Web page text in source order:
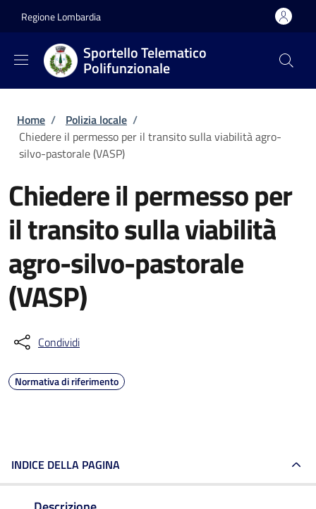
Regione Lombardia
Sportello Telematico
Polifunzionale
Briciole di pane
Home / Polizia locale /
Chiedere il permesso per il transito sulla viabilità agro-
silvo-pastorale (VASP)
Chiedere il permesso per
il transito sulla viabilità
agro-silvo-pastorale
(VASP)
Condividi
Normativa di riferimento
INDICE DELLA PAGINA